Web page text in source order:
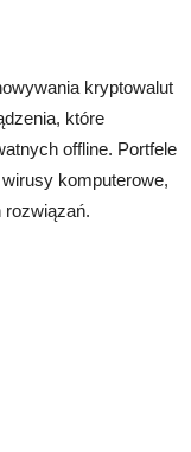
kryptowalut
które
offline. Portfele
komputerowe,